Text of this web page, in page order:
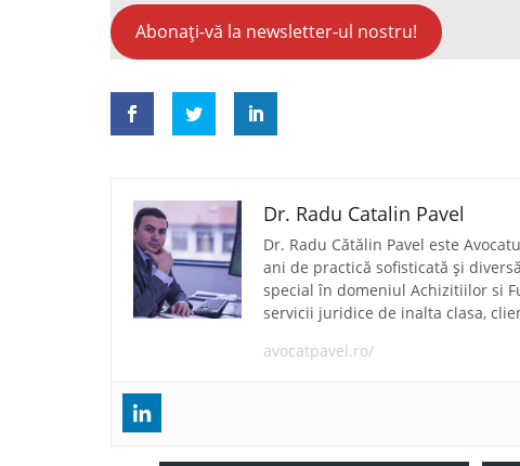
Abonați-vă la newsletter-ul nostru!
Dr. Radu Catalin Pavel
Dr. Radu Cătălin Pavel este
ani de practică sofisticată și
special în domeniul Achizitiilor si
servicii juridice de inalta clasa,
avocatpavel.ro/